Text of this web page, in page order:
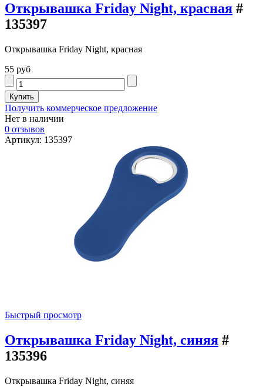
Открывашка Friday Night, красная #
135397
Открывашка Friday Night, красная
55 руб
Получить коммерческое предложение
Нет в наличии
0 отзывов
Артикул: 135397
Быстрый просмотр
Открывашка Friday Night, синяя #
135396
Открывашка Friday Night, синяя